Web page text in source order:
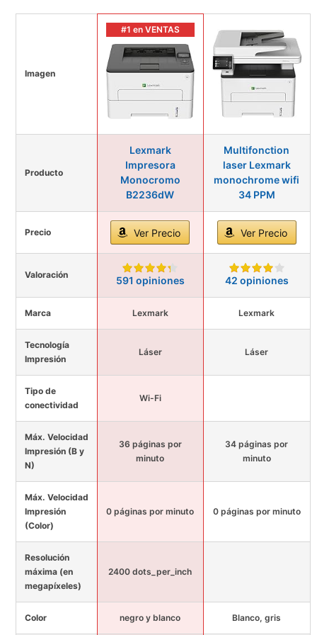
Imagen
#1 en VENTAS
Producto
Lexmark
Impresora
Monocromo
B2236dW
Multifonction
laser Lexmark
monochrome wifi
34 PPM
Precio Ver Precio Ver Precio
Valoración 591 opiniones 42 opiniones
Marca Lexmark Lexmark
Tecnología
Impresión
Láser Láser
Tipo de
conectividad
Wi-Fi
Máx. Velocidad
Impresión (B y
N)
36 páginas por
minuto
34 páginas por
minuto
Máx. Velocidad
Impresión
(Color)
0 páginas por minuto 0 páginas por minuto
Resolución
máxima (en
megapíxeles)
2400 dots_per_inch
Color negro y blanco Blanco, gris